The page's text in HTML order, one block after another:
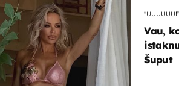
Vau,
Šuput